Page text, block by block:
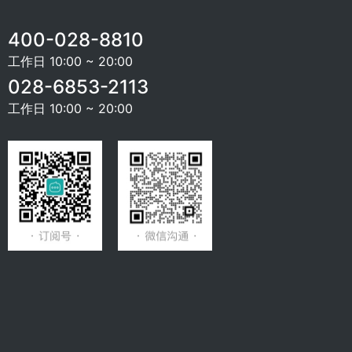
400-028-8810
工作日 10:00 ~ 20:00
028-6853-2113
工作日 10:00 ~ 20:00